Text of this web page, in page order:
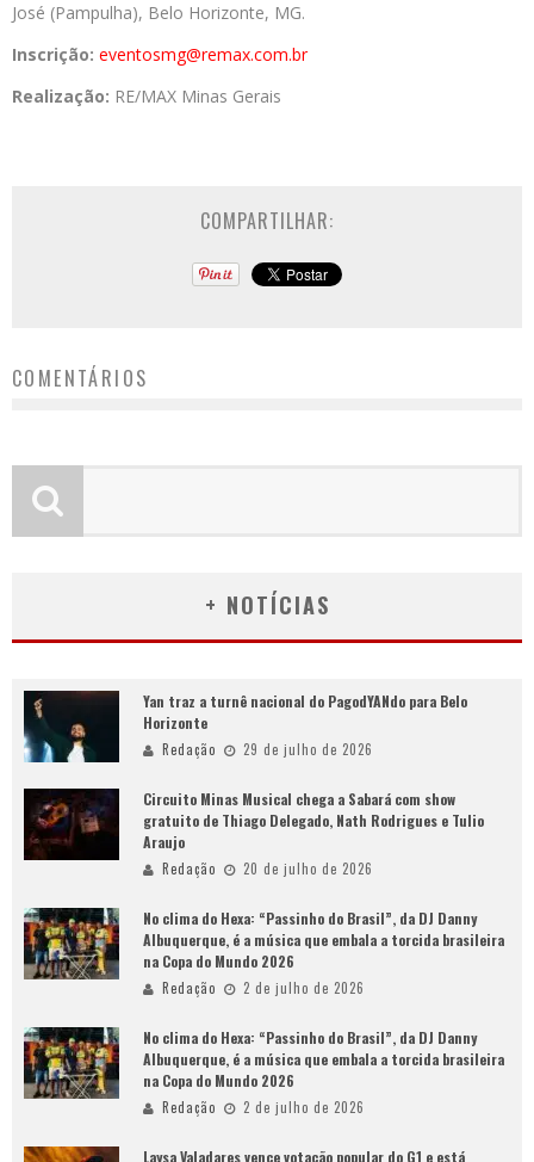
José (Pampulha), Belo Horizonte, MG.
Inscrição: eventosmg@remax.com.br
Realização: RE/MAX Minas Gerais
COMPARTILHAR:
COMENTÁRIOS
+ NOTÍCIAS
Yan traz a turnê nacional do PagodYANdo para Belo
Horizonte
Redação 29 de julho de 2026
Circuito Minas Musical chega a Sabará com show
gratuito de Thiago Delegado, Nath Rodrigues e Tulio
Araujo
Redação 20 de julho de 2026
No clima do Hexa: “Passinho do Brasil”, da DJ Danny
Albuquerque, é a música que embala a torcida brasileira
na Copa do Mundo 2026
Redação 2 de julho de 2026
No clima do Hexa: “Passinho do Brasil”, da DJ Danny
Albuquerque, é a música que embala a torcida brasileira
na Copa do Mundo 2026
Redação 2 de julho de 2026
Laysa Valadares vence votação popular do G1 e está